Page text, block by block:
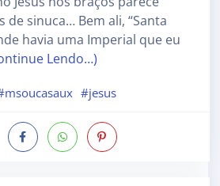
de sinuca… Bem ali, “Santa
havia uma Imperial que eu
Lendo…)
#jesus